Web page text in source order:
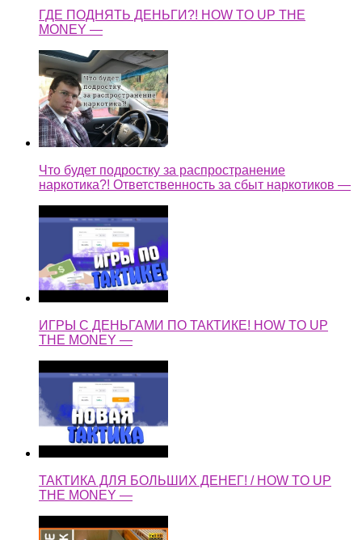
ГДЕ ПОДНЯТЬ ДЕНЬГИ?! HOW TO UP THE
MONEY —
Что будет подростку за распространение
наркотика?! Ответственность за сбыт наркотиков —
ИГРЫ С ДЕНЬГАМИ ПО ТАКТИКЕ! HOW TO UP
THE MONEY —
ТАКТИКА ДЛЯ БОЛЬШИХ ДЕНЕГ! / HOW TO UP
THE MONEY —